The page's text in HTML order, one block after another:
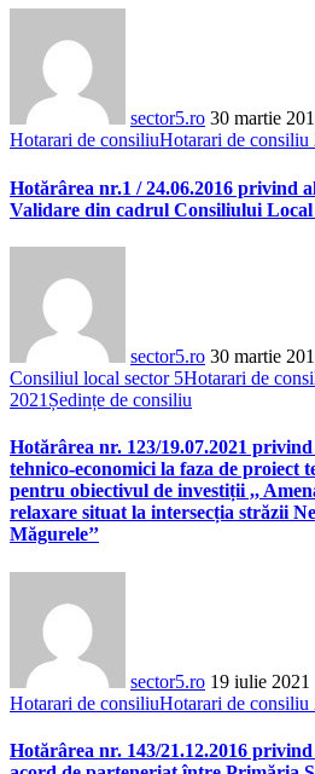
sector5.ro 30 martie
Hotarari de consiliuHotarari de consiliu
Hotărârea nr.1 / 24.06.2016 privind
Validare din cadrul Consiliului Local
sector5.ro 30 martie
Consiliul local sector 5Hotarari de
2021 Ședințe de consiliu
Hotărârea nr. 123/19.07.2021
tehnico-economici la faza de proiect
pentru obiectivul de investiții ,,
relaxare situat la intersecția străzii
Măgurele’’
sector5.ro 19 iulie 2021
Hotarari de consiliuHotarari de consiliu
Hotărârea nr. 143/21.12.2016